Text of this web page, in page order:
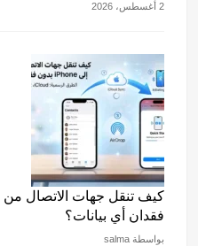
2 أغسطس، 2026
فقدان أي بيانات؟
بواسطة salma